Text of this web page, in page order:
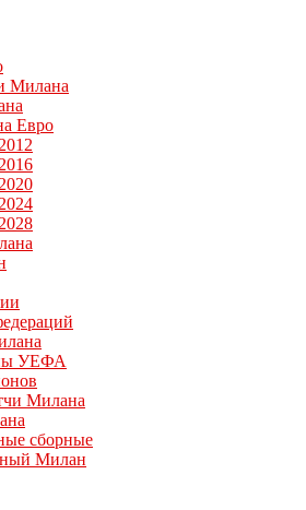
Милана
Евро
УЕФА
Милана
сборные
Милан